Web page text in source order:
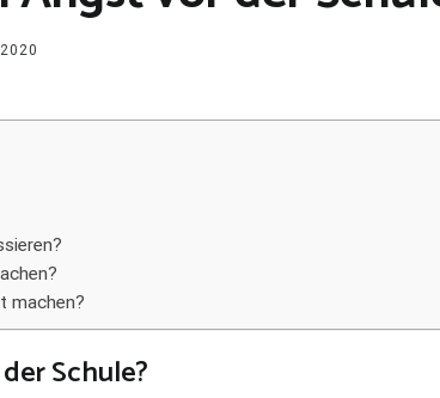
machen?
Schule?